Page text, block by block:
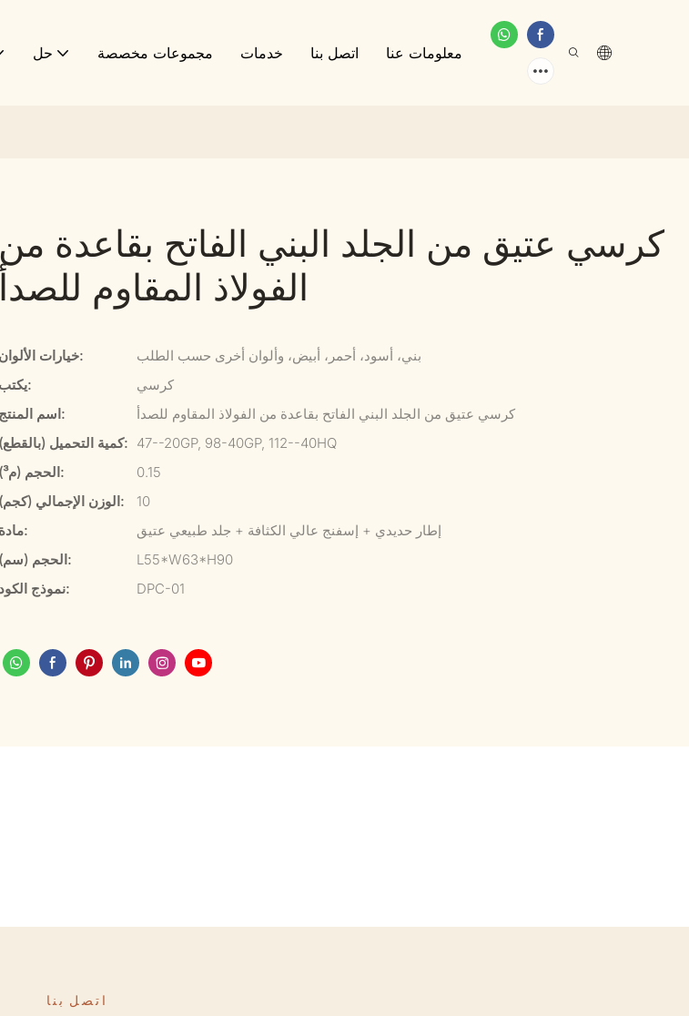
حل مجموعات مخصصة خدمات اتصل بنا معلومات عنا
كرسي عتيق من الجلد البني الفاتح بقاعدة من
الفولاذ المقاوم للصدأ
خيارات الألوان:
بني، أسود، أحمر، أبيض، وألوان أخرى حسب الطلب
يكتب:
كرسي
اسم المنتج:
كرسي عتيق من الجلد البني الفاتح بقاعدة من الفولاذ المقاوم للصدأ
كمية التحميل (بالقطع): 47--20GP, 98-40GP, 112--40HQ
الحجم (م³):
0.15
الوزن الإجمالي (كجم):
10
مادة:
إطار حديدي + إسفنج عالي الكثافة + جلد طبيعي عتيق
الحجم (سم):
L55*W63*H90
نموذج الكود:
DPC-01
اتصل بنا